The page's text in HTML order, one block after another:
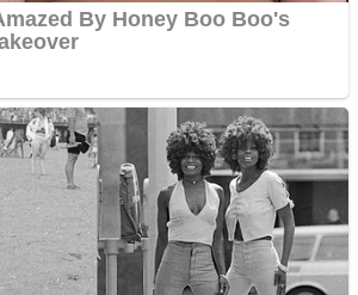
Aplică acum pentru toate
tipurile de împrumuturi
și obține bani urgent!